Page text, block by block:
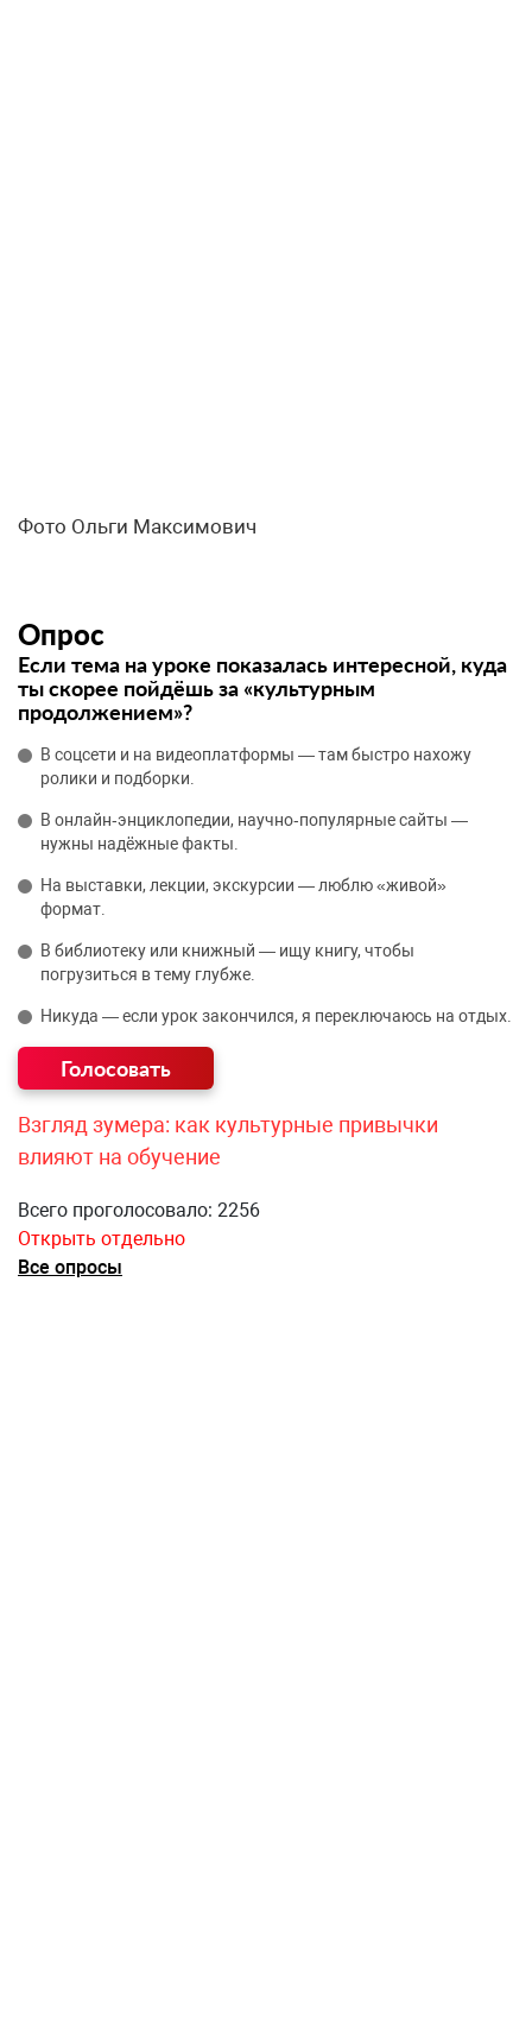
Фото Ольги Максимович
Опрос
Если тема на уроке показалась интересной, куда
ты скорее пойдёшь за «культурным
продолжением»?
В соцсети и на видеоплатформы — там быстро нахожу
ролики и подборки.
В онлайн‑энциклопедии, научно‑популярные сайты —
нужны надёжные факты.
На выставки, лекции, экскурсии — люблю «живой»
формат.
В библиотеку или книжный — ищу книгу, чтобы
погрузиться в тему глубже.
Никуда — если урок закончился, я переключаюсь на отдых.
Взгляд зумера: как культурные привычки
влияют на обучение
Всего проголосовало: 2256
Открыть отдельно
Все опросы